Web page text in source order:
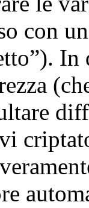
con
In